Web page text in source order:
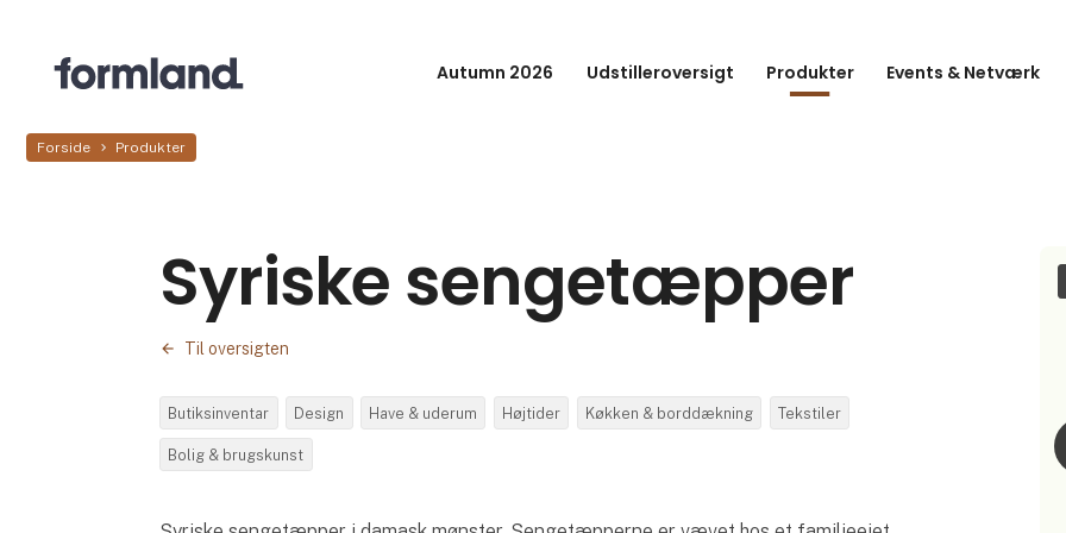
Autumn 2026 Udstilleroversigt Produkter Events & Netværk
Forside Produkter
Syriske sengetæpper
Til oversigten
Butiksinventar Design Have & uderum Højtider Køkken & borddækning Tekstiler
Bolig & brugskunst